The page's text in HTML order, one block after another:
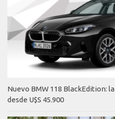
Nuevo BMW 118 BlackEdition:
desde U$S 45.900